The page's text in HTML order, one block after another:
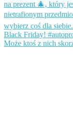
Może ktoś z nich